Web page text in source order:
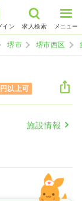
イン 求人検索 メニュー
堺市 堺市西区
以上可
施設情報